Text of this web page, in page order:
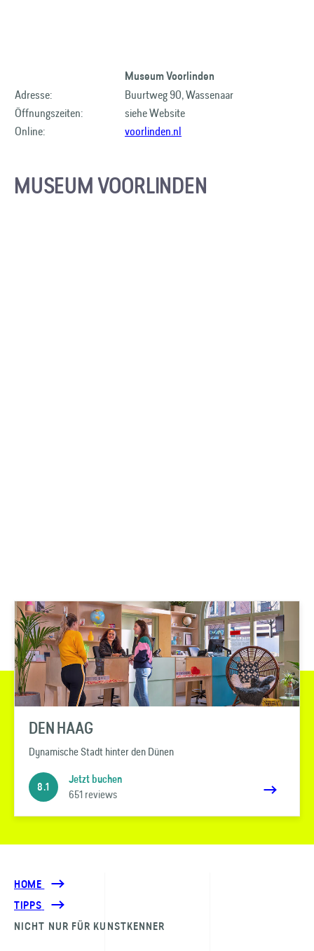
Museum Voorlinden
Adresse:
Buurtweg 90, Wassenaar
Öffnungszeiten:
siehe Website
Online:
voorlinden.nl
MUSEUM VOORLINDEN
DEN HAAG
Dynamische Stadt hinter den Dünen
8.1
Jetzt buchen
651 reviews
HOME
TIPPS
NICHT NUR FÜR KUNSTKENNER